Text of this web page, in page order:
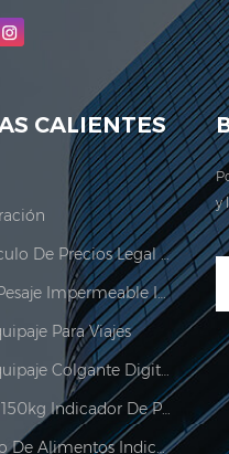
para nuestra
CALIENTES
Escala De Cálculo De Precios Legal Para El Comercio
Indicador De Pesaje Impermeable Industrial Digital LED
Para Viajes
Báscula De Equipaje Colgante Digital
Impermeable 150kg Indicador De Pesaje
Procesamiento De Alimentos Indicador De Pesaje Electrónico
y